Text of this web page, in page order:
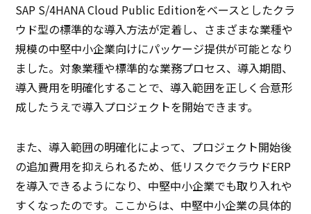
SAP S/4HANA Cloud Public Editionをベースとしたクラ
ウド型の標準的な導入方法が定着し、さまざまな業種や
規模の中堅中小企業向けにパッケージ提供が可能となり
ました。対象業種や標準的な業務プロセス、導入期間、
導入費用を明確化することで、導入範囲を正しく合意形
成したうえで導入プロジェクトを開始できます。
また、導入範囲の明確化によって、プロジェクト開始後
の追加費用を抑えられるため、低リスクでクラウドERP
を導入できるようになり、中堅中小企業でも取り入れや
すくなったのです。ここからは、中堅中小企業の具体的